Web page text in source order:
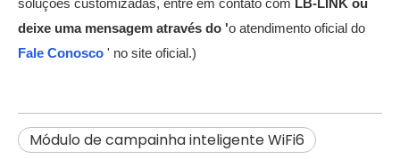
soluções customizadas, entre em contato com LB-LINK ou
deixe uma mensagem através do 'o atendimento oficial do
Fale Conosco ' no site oficial.)
Módulo de campainha inteligente WiFi6